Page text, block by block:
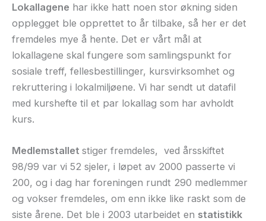
Lokallagene har ikke hatt noen stor økning siden
opplegget ble opprettet to år tilbake, så her er det
fremdeles mye å hente. Det er vårt mål at
lokallagene skal fungere som samlingspunkt for
sosiale treff, fellesbestillinger, kursvirksomhet og
rekruttering i lokalmiljøene. Vi har sendt ut datafil
med kurshefte til et par lokallag som har avholdt
kurs.
Medlemstallet stiger fremdeles, ved årsskiftet
98/99 var vi 52 sjeler, i løpet av 2000 passerte vi
200, og i dag har foreningen rundt 290 medlemmer
og vokser fremdeles, om enn ikke like raskt som de
siste årene. Det ble i 2003 utarbeidet en statistikk